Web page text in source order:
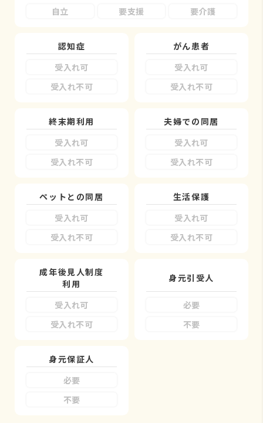
自立
要支援 要介護
認知症
受入れ可
受入れ不可
がん患者
受入れ可
受入れ不可
終末期利用
受入れ可
受入れ不可
夫婦での同居
受入れ可
受入れ不可
ペットとの同居
受入れ可
受入れ不可
生活保護
受入れ可
受入れ不可
成年後見人制度
利用
受入れ可
受入れ不可
身元引受人
必要
不要
身元保証人
必要
不要